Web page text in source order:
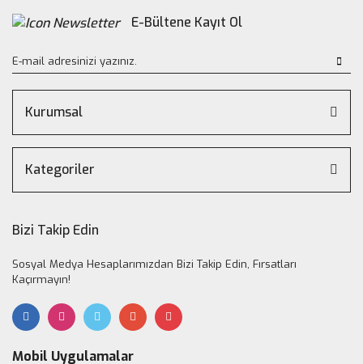
E-Bültene Kayıt Ol
Kurumsal
Kategoriler
Bizi Takip Edin
Sosyal Medya Hesaplarımızdan Bizi Takip Edin, Fırsatları
Kaçırmayın!
Mobil Uygulamalar